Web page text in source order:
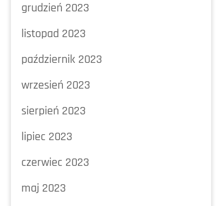
grudzień 2023
listopad 2023
październik 2023
wrzesień 2023
sierpień 2023
lipiec 2023
czerwiec 2023
maj 2023